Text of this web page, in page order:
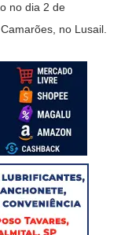
no dia 2 de
no Lusail.